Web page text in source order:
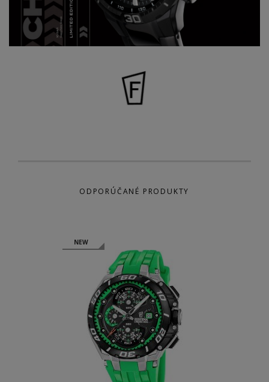
ODPORÚČANÉ PRODUKTY
NEW